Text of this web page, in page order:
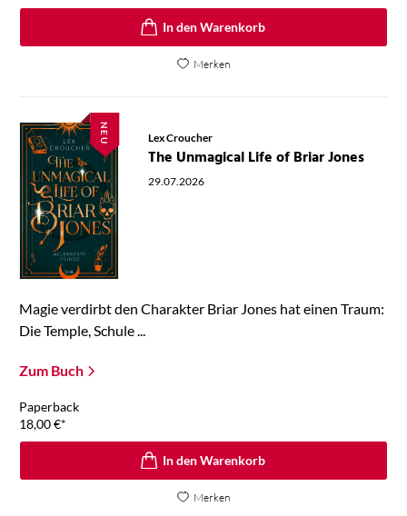
In den Warenkorb
Merken
NEU Lex Croucher
The Unmagical Life of Briar Jones
29.07.2026
Magie verdirbt den Charakter Briar Jones hat einen Traum:
Die Temple, Schule ...
Zum Buch
Paperback
18,00€*
In den Warenkorb
Merken